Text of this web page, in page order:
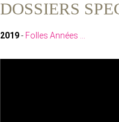
DOSSIERS
2019- Folles Années …